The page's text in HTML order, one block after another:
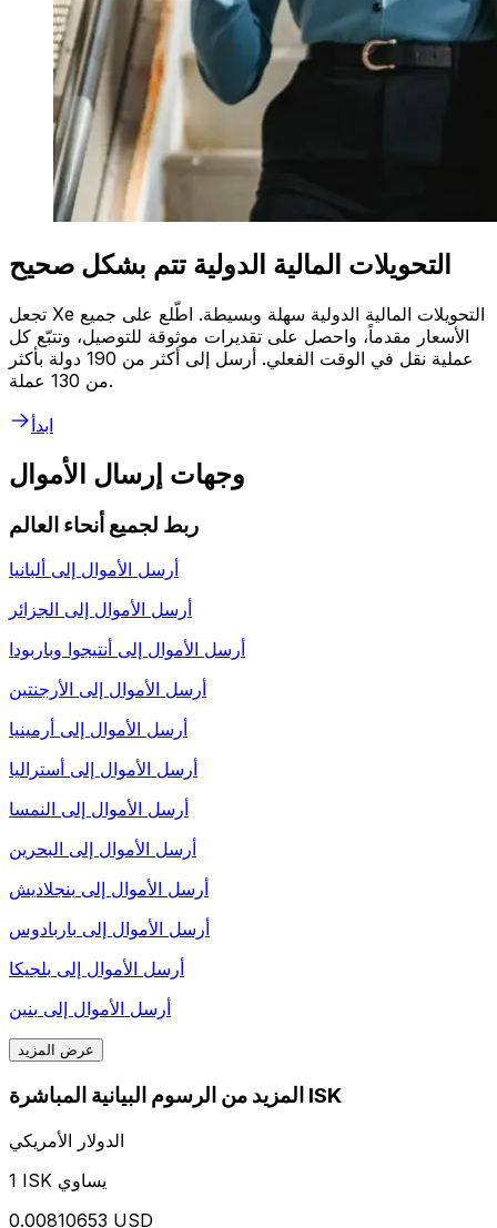
التحويلات المالية الدولية تتم بشكل صحيح
تجعل Xe التحويلات المالية الدولية سهلة وبسيطة. اطّلع على جميع
الأسعار مقدماً، واحصل على تقديرات موثوقة للتوصيل، وتتبّع كل
عملية نقل في الوقت الفعلي. أرسل إلى أكثر من 190 دولة بأكثر
من 130 عملة.
ابدأ
وجهات إرسال الأموال
ربط لجميع أنحاء العالم
أرسل الأموال إلى ألبانيا
أرسل الأموال إلى الجزائر
أرسل الأموال إلى أنتيجوا وباربودا
أرسل الأموال إلى الأرجنتين
أرسل الأموال إلى أرمينيا
أرسل الأموال إلى أستراليا
أرسل الأموال إلى النمسا
أرسل الأموال إلى البحرين
أرسل الأموال إلى بنجلاديش
أرسل الأموال إلى باربادوس
أرسل الأموال إلى بلجيكا
أرسل الأموال إلى بنين
عرض المزيد
المزيد من الرسوم البيانية المباشرة ISK
الدولار الأمريكي
1 ISK يساوي
0.00810653 USD